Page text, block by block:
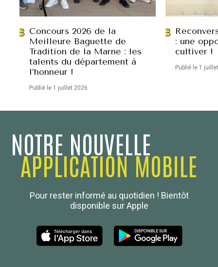
Concours 2026 de la
Meilleure Baguette de
Tradition de la Marne : les
talents du département à
l’honneur !
Publié le 1 juillet 2026
: une
cultiver !
Publié le 1
NOTRE NOUVELLE
APPLICATION MOBILE
Pour rester informé au quotidien ! Bientôt
disponible sur Apple
Boulanger de France
Les Nouvelles de la Boulangerie-Pâtisserie Française
27, av d’Eylau - 75782 Paris Cédex 16
01 53 70 16 25